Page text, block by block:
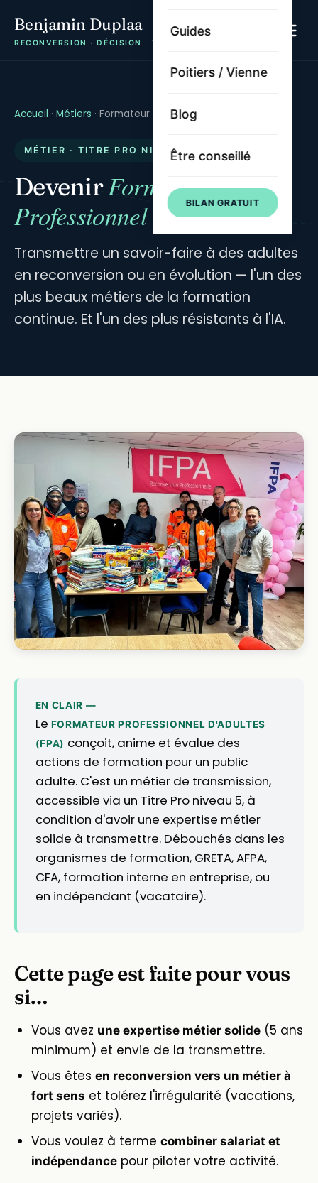
Benjamin Duplaa
RECONVERSION · DÉCISION · TRAJECTOIRE
Guides
Poitiers / Vienne
Blog
Être conseillé
BILAN GRATUIT
Accueil · Métiers · Formateur adultes
MÉTIER · TITRE PRO NIVEAU 5
DevenirFormateur
Professionnel d'Adultes
Transmettre un savoir-faire à des adultes
en reconversion ou en évolution — l'un des
plus beaux métiers de la formation
continue. Et l'un des plus résistants à l'IA.
EN CLAIR —
Le FORMATEUR PROFESSIONNEL D'ADULTES
(FPA) conçoit, anime et évalue des
actions de formation pour un public
adulte. C'est un métier de transmission,
accessible via un Titre Pro niveau 5, à
condition d'avoir une expertise métier
solide à transmettre. Débouchés dans les
organismes de formation, GRETA, AFPA,
CFA, formation interne en entreprise, ou
en indépendant (vacataire).
Cette page est faite pour vous
si…
Vous avez une expertise métier solide (5 ans
minimum) et envie de la transmettre.
Vous êtes en reconversion vers un métier à
fort sens et tolérez l'irrégularité (vacations,
projets variés).
Vous voulez à terme combiner salariat et
indépendance pour piloter votre activité.